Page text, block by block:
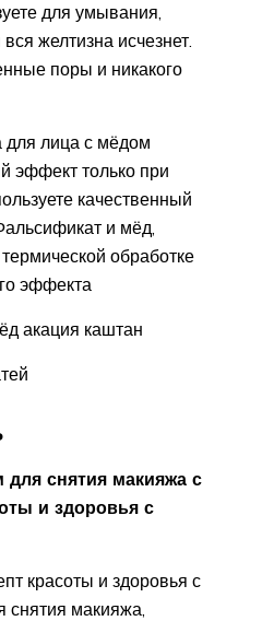
для умывания,
желтизна исчезнет.
поры и никакого
лица с мёдом
эффект только при
качественный
и мёд,
обработке
эффекта
акация каштан
снятия макияжа с
и здоровья с
красоты и здоровья с
макияжа,